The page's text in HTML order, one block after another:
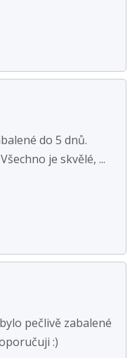
do 5 dnů.
je skvělé, ...
pečlivě zabalené
:)